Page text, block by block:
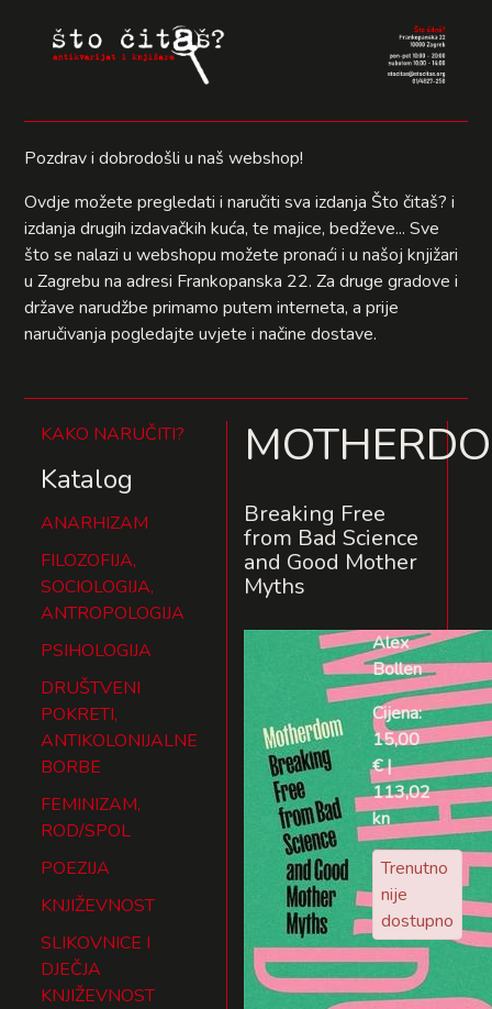
Pozdrav i dobrodošli u naš webshop!
Ovdje možete pregledati i naručiti sva izdanja Što čitaš? i
izdanja drugih izdavačkih kuća, te majice, bedževe... Sve
što se nalazi u webshopu možete pronaći i u našoj knjižari
u Zagrebu na adresi Frankopanska 22. Za druge gradove i
države narudžbe primamo putem interneta, a prije
naručivanja pogledajte uvjete i načine dostave.
KAKO NARUČITI?
Katalog
ANARHIZAM
FILOZOFIJA,
SOCIOLOGIJA,
ANTROPOLOGIJA
PSIHOLOGIJA
DRUŠTVENI
POKRETI,
ANTIKOLONIJALNE
BORBE
FEMINIZAM,
ROD/SPOL
POEZIJA
KNJIŽEVNOST
SLIKOVNICE I
DJEČJA
KNJIŽEVNOST
Breaking Free
from Bad Science
and Good Mother
Myths
Alex
Bollen
Cijena:
15,00
€ |
113,02
kn
Trenutno
nije
dostupno